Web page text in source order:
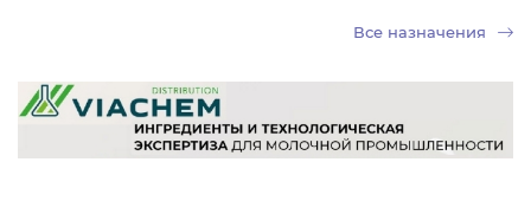
Все назначения